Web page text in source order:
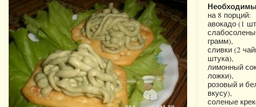
на 8 порций:
авокадо (1
грамм),
сливки (2
штука),
лимонный
ложки),
розовый и
вкусу),
соленые